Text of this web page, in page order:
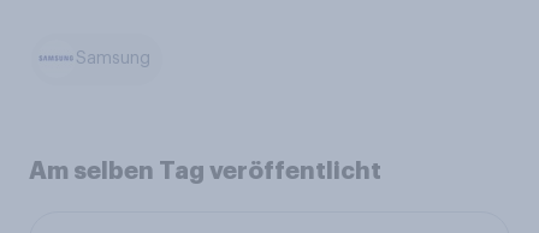
Samsung
Am selben Tag veröffentlicht